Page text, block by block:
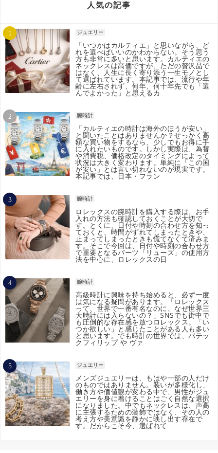
人気の記事
ジュエリー
「いつかはカルティエ」と思いながら、ど
れを選べばいいのかわからない。そう思う
方も非常に多いと思います。カルティエの
ネックレスは高価ですが、ただの贅沢品で
はなく、人生に長く寄り添う一生モノとし
て選ばれています。本記事では、流行や年
齢に左右されず、何年、何十年先でも「選
んでよかった」と思えるカ
腕時計
「カルティエの時計は海外のほうが安い」
と聞いたことはありませんか？せっかく高
額な買い物をするなら、少しでもお得に手
に入れたいものです。しかし実際は、為替
や消費税、価格改定のタイミングによって
状況は大きく変わります。単純に「この国
が安い」とは言い切れないのが現実です。
本記事では、日本・フラン
腕時計
ロレックスの腕時計を購入する際は、お手
入れの方法も確認しておくことが大切で
す。とくに、日付や時刻の合わせ方を知っ
ておくと、時間がずれてしまったときや、
止まってしまったときも慌てなくて済みま
す。そこで今回は、日付や時刻の合わせ方
で重要となるパーツ「リューズ」の使用方
法を中心に、ロレックスの日
腕時計
高級時計に興味を持ち始めると、必ず一度
は気になる疑問があります。「ロレックス
って、世界で一番有名なのに、なぜ世界三
大時計には入らないの？」SNSでも街中で
も圧倒的な存在感を放つロレックス。「い
つか欲しい」と感じたことがある人も多い
と思います。でも時計の世界では、パテッ
クフィリップ や ヴァ
ジュエリー
メンズジュエリーは、もはや一部の人だけ
のものではありません。装いが多様化し、
働き方や価値観が変わる中で、男性がジュ
エリーを身に着けることはごく自然な選択
になりました。中でもネックレスは、声高
に主張するための装飾ではなく、その人の
考え方や美意識を静かに映し出す存在で
す。だからこそ今、選ばれて